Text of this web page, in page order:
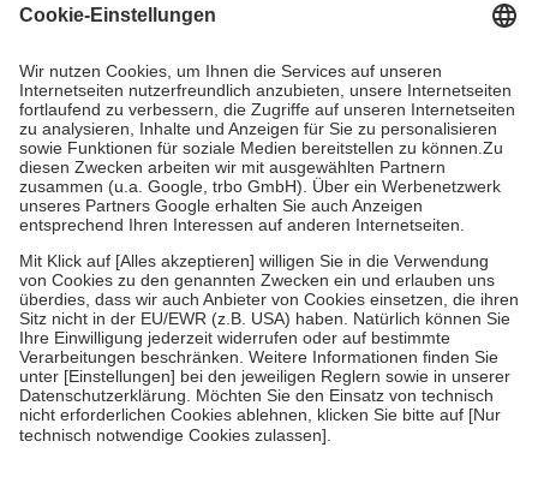
Grundsätzlich leisten Mitglieder Zuzahlungen in Höhe von zehn
höchstens zehn Euro.
Es sind jedoch nie mehr als die tatsächlichen
Kosten der Leistung zu entrichten.
Diese Regeln gelten grundsätzlich auch für Online-Apotheken.
Bei Heilmitteln und häuslicher Krankenpflege beträgt die
Zuzahlung zehn Prozent der Kosten sowie zehn Euro je
Verordnung.
Um das Engagement der Versicherten für ihre eigene Gesundheit zu
stärken und die besondere Stellung der Familie zu unterstützen,
fallenkeine Zuzahlungenan bei:
• Kindern und Jugendlichen bis zum vollendeten 18. Lebensjahr
mit Ausnahme der Fahrkosten
• Untersuchungen zur Vorsorge und Früherkennung, die von der
GKV getragen werden
• empfohlenen Schutzimpfungen
• Harn- und Blutteststreifen